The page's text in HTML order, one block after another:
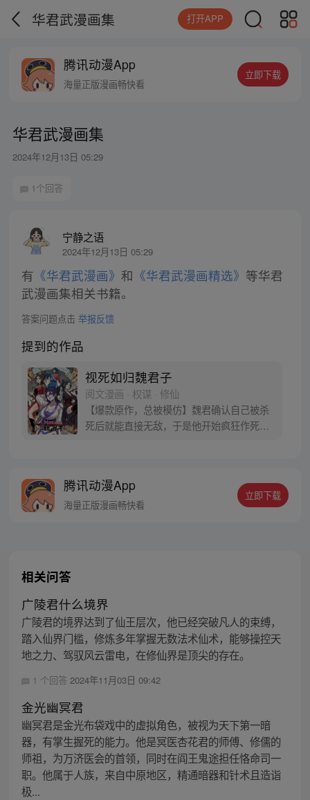
华君武漫画集 打开APP
腾讯动漫App
海量正版漫画畅快看
立即下载
华君武漫画集
2024年12月13日 05:29
1个回答
宁静之语
2024年12月13日 05:29
有 《华君武漫画》 和 《华君武漫画精选》 等华君
武漫画集相关书籍。
答案问题点击 举报反馈
提到的作品
视死如归魏君子
阅文漫画 · 权谋 · 修仙
【爆款原作，总被模仿】魏君确认自己被杀
死后就能直接无敌，于是他开始疯狂作死。
他一世周全。 他替天煞孤星女神捕撑腰，神
捕表示这辈子只能以身相许。魏君：别闹！
腾讯动漫App
海量正版漫画畅快看
立即下载
相关问答
广陵君什么境界
广陵君的境界达到了仙王层次，他已经突破凡人的束缚，
踏入仙界门槛，修炼多年掌握无数法术仙术，能够操控天
地之力、驾驭风云雷电，在修仙界是顶尖的存在。
1 个回答 2024年11月03日 09:42
金光幽冥君
幽冥君是金光布袋戏中的虚拟角色，被视为天下第一暗
器，有掌生握死的能力。他是冥医杏花君的师傅、修儒的
师祖，为万济医会的首领，同时在阎王鬼途担任恪命司一
职。他属于人族，来自中原地区，精通暗器和针术且造诣
极...